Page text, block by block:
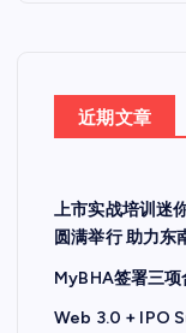
近期文章
上市实战培训迷
圆满举行 助力东
MyBHA签署三
Web 3.0 + IPO